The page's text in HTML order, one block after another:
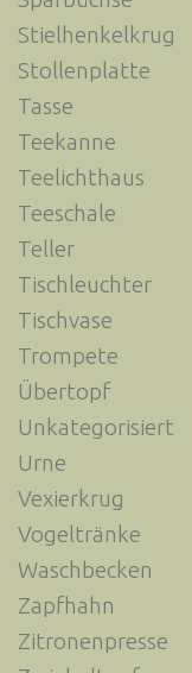
Stielhenkelkrug
Stollenplatte
Tasse
Teekanne
Teelichthaus
Teeschale
Teller
Tischleuchter
Tischvase
Trompete
Übertopf
Unkategorisiert
Urne
Vexierkrug
Vogeltränke
Waschbecken
Zapfhahn
Zitronenpresse